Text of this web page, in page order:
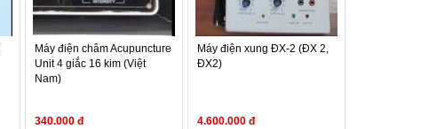
Máy điện châm Acupuncture
Unit 4 giắc 16 kim (Việt
Nam)
340.000 đ
Máy điện xung ĐX-2 (ĐX 2,
ĐX2)
4.600.000 đ